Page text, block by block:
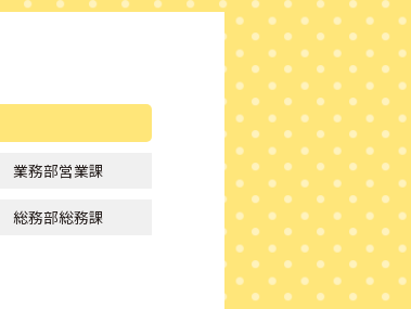
業務部営業課
総務部総務課